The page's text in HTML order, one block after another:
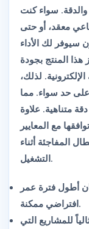
سواء كنت
معقد، أو حتى
سيوفر لك الأداء
هذا المنتج بجودة
لذلك،
على حد سواء. مما
متناهية. علاوة
مع المعايير
المفاجئة أثناء
التشغيل.
أطول فترة عمر
افتراضي ممكنة.
للمشاريع التي